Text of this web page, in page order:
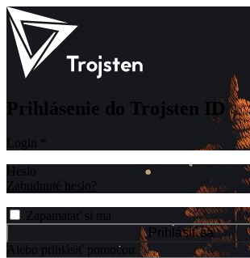
Prihlásenie do Trojsten ID
Login
Heslo
Zabudnuté heslo?
Zapamätať si ma
Prihlásiť sa
Alebo prihlásiť pomocou